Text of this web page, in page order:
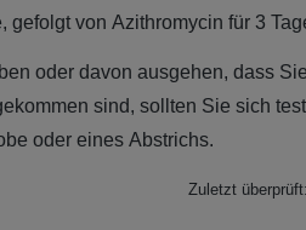
gefolgt von Azithromycin für 3
oder davon ausgehen, dass
sind, sollten Sie sich
oder eines Abstrichs.
Zuletzt